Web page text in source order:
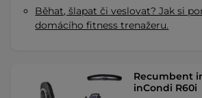
Běhat, šlapat či veslovat? Jak si
domácího fitness trenažeru.
Recumbent
inCondi R60i